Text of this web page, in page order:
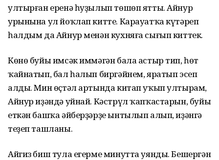
ултырған еренә һуҙылып төшөп ятты. Айнур
урынына ул йоҡлап китте. Карауатҡа күтәреп
һалдым да Айнур менән кухняға сығып киттек.
Көнө буйы имсәк иммәгән бала астыр тип, һөт
ҡайнатып, бал һалып биргәйнем, яратып эсеп
алды. Мин өҫтәл артында китап уҡып ултырам,
Айнур иҙәндә уйнай. Кәстрүл ҡапҡас­тарын, буйы
еткән башҡа әйберҙәрҙе ынтылып алып, иҙәнгә
теҙеп ташланы.
Айгиз биш тула егерме минутта уянды. Бешергән